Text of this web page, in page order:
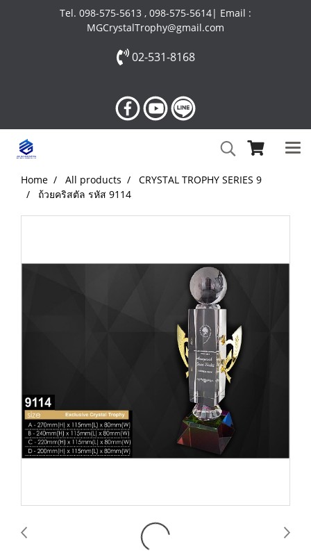
Tel. 098-575-5613 , 098-575-5614| Email :
MGCrystalTrophy@gmail.com
02-531-8168
Home All products
CRYSTAL TROPHY SERIES 9
ถ้วยคริสตัล รหัส 9114